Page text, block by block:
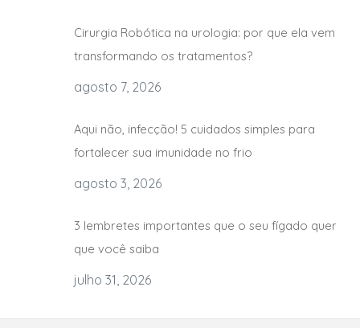
Cirurgia Robótica na urologia: por que ela vem
transformando os tratamentos?
agosto 7, 2026
Aqui não, infecção! 5 cuidados simples para
fortalecer sua imunidade no frio
agosto 3, 2026
3 lembretes importantes que o seu fígado quer
que você saiba
julho 31, 2026